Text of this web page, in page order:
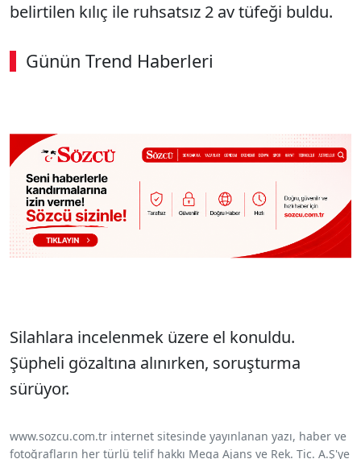
belirtilen kılıç ile ruhsatsız 2 av tüfeği buldu.
Günün Trend Haberleri
00:02 / 03:53
Silahlara incelenmek üzere el konuldu.
Şüpheli gözaltına alınırken, soruşturma
sürüyor.
www.sozcu.com.tr internet sitesinde yayınlanan yazı, haber ve
fotoğrafların her türlü telif hakkı Mega Ajans ve Rek. Tic. A.Ş'ye